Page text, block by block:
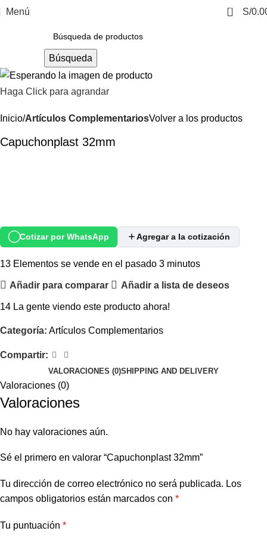
Menú 0 S/
Búsqueda
Haga Click para agrandar
Inicio Artículos ComplementariosVolver a los productos
Capuchonplast 32mm
Cotizar por WhatsApp Agregar a la cotización
13 Elementos se vende en el pasado 3 minutos
Añadir para comparar Añadir a lista de deseos
14 La gente viendo este producto ahora!
Categoría: Artículos Complementarios
Compartir:
VALORACIONES (0)SHIPPING AND DELIVERY
Valoraciones (0)
Valoraciones
No hay valoraciones aún.
Sé el primero en valorar “Capuchonplast 32mm”
Tu dirección de correo electrónico no será publicada. Los
campos obligatorios están marcados con *
Tu puntuación *